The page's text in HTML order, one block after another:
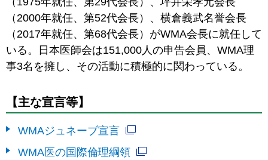
（2000年就任、第52代会長）、横倉義武名誉会長
（2017年就任、第68代会長）がWMA会長に就任して
いる。日本医師会は151,000人の申告会員、WMA理
事3名を擁し、その活動に積極的に関わっている。
【主な宣言等】
WMAジュネーブ宣言
WMA医の国際倫理綱領